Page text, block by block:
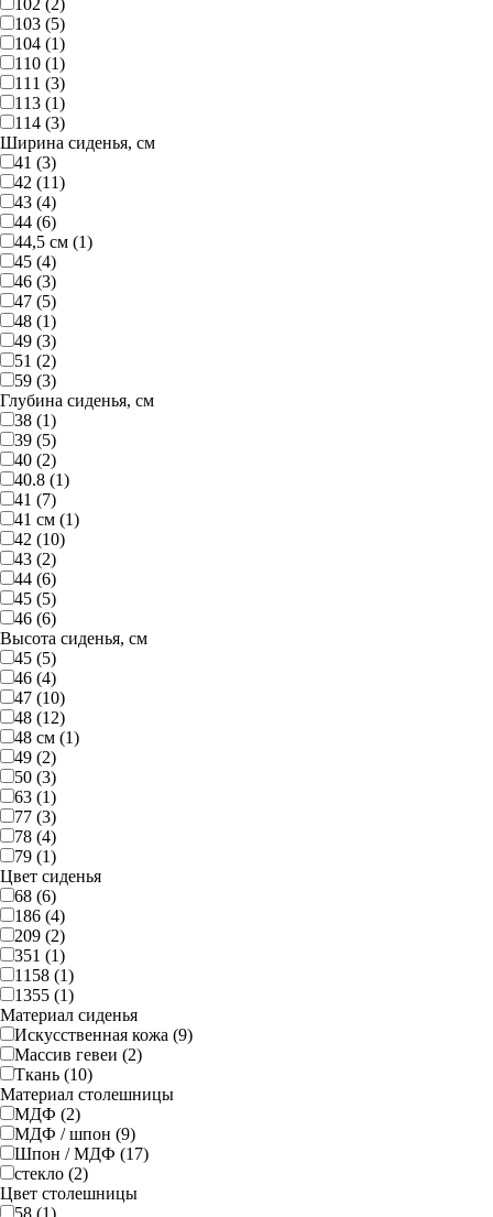
102 (2)
103 (5)
104 (1)
110 (1)
111 (3)
113 (1)
114 (3)
Ширина сиденья, см
41 (3)
42 (11)
43 (4)
44 (6)
44,5 см (1)
45 (4)
46 (3)
47 (5)
48 (1)
49 (3)
51 (2)
59 (3)
Глубина сиденья, см
38 (1)
39 (5)
40 (2)
40.8 (1)
41 (7)
41 см (1)
42 (10)
43 (2)
44 (6)
45 (5)
46 (6)
Высота сиденья, см
45 (5)
46 (4)
47 (10)
48 (12)
48 см (1)
49 (2)
50 (3)
63 (1)
77 (3)
78 (4)
79 (1)
Цвет сиденья
68 (6)
186 (4)
209 (2)
351 (1)
1158 (1)
1355 (1)
Материал сиденья
Искусственная кожа (9)
Массив гевеи (2)
Ткань (10)
Материал столешницы
МДФ (2)
МДФ / шпон (9)
Шпон / МДФ (17)
стекло (2)
Цвет столешницы
58 (1)